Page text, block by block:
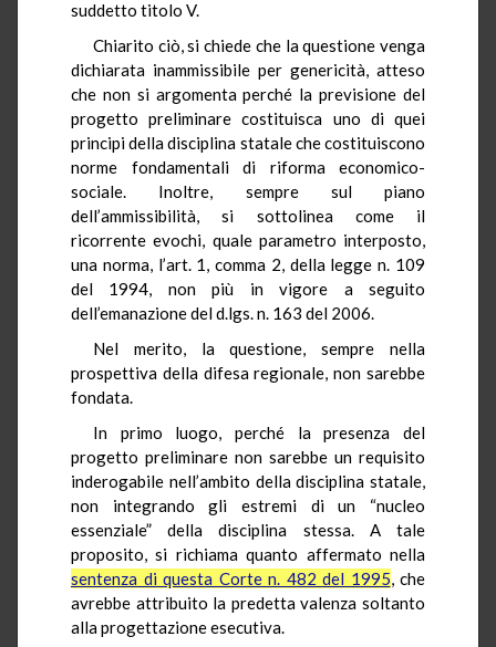
suddetto titolo V.
Chiarito ciò, si chiede che la questione venga
dichiarata inammissibile per genericità, atteso
che non si argomenta perché la previsione del
progetto preliminare costituisca uno di quei
principi della disciplina statale che costituiscono
norme fondamentali di riforma economico-
sociale. Inoltre, sempre sul piano
dell’ammissibilità, si sottolinea come il
ricorrente evochi, quale parametro interposto,
una norma, l’art. 1, comma 2, della legge n. 109
del 1994, non più in vigore a seguito
dell’emanazione del d.lgs. n. 163 del 2006.
Nel merito, la questione, sempre nella
prospettiva della difesa regionale, non sarebbe
fondata.
In primo luogo, perché la presenza del
progetto preliminare non sarebbe un requisito
inderogabile nell’ambito della disciplina statale,
non integrando gli estremi di un “nucleo
essenziale” della disciplina stessa. A tale
proposito, si richiama quanto affermato nella
sentenza di questa Corte n. 482 del 1995, che
avrebbe attribuito la predetta valenza soltanto
alla progettazione esecutiva.